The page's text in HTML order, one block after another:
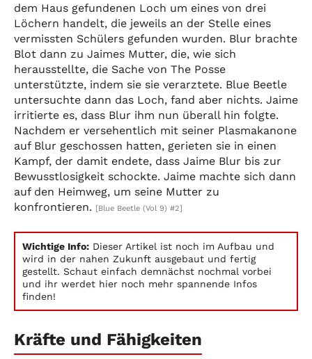
dem Haus gefundenen Loch um eines von drei
Löchern handelt, die jeweils an der Stelle eines
vermissten Schülers gefunden wurden. Blur brachte
Blot dann zu Jaimes Mutter, die, wie sich
herausstellte, die Sache von The Posse
unterstützte, indem sie sie verarztete. Blue Beetle
untersuchte dann das Loch, fand aber nichts. Jaime
irritierte es, dass Blur ihm nun überall hin folgte.
Nachdem er versehentlich mit seiner Plasmakanone
auf Blur geschossen hatten, gerieten sie in einen
Kampf, der damit endete, dass Jaime Blur bis zur
Bewusstlosigkeit schockte. Jaime machte sich dann
auf den Heimweg, um seine Mutter zu
konfrontieren. [Blue Beetle (Vol 9) #2]
Wichtige Info: Dieser Artikel ist noch im Aufbau und
wird in der nahen Zukunft ausgebaut und fertig
gestellt. Schaut einfach demnächst nochmal vorbei
und ihr werdet hier noch mehr spannende Infos
finden!
Kräfte und Fähigkeiten